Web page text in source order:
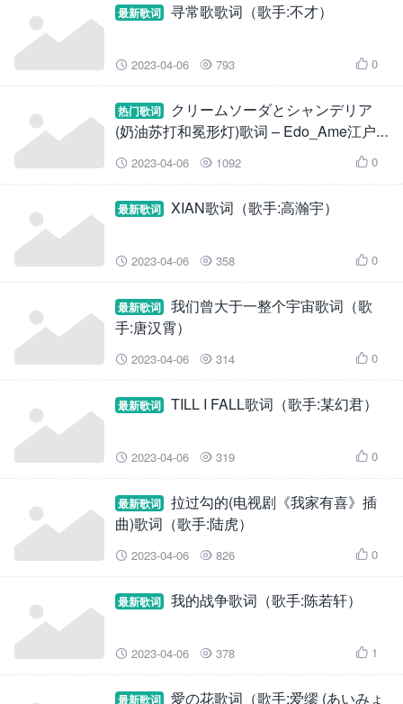
最新歌词 寻常歌歌词（歌手:不才）
 2023-04-06  793  0
热门歌词
クリームソーダとシャンデリア
(奶油苏打和冕形灯)歌词 – Edo_Ame江户
糖 / 草食考拉
 2023-04-06  1092  0
最新歌词 XIAN歌词（歌手:高瀚宇）
 2023-04-06  358  0
最新歌词
我们曾大于一整个宇宙歌词（歌
手:唐汉霄）
 2023-04-06  314  0
最新歌词 TILL I FALL歌词（歌手:某幻君）
 2023-04-06  319  0
最新歌词
拉过勾的(电视剧《我家有喜》插
曲)歌词（歌手:陆虎）
 2023-04-06  826  0
最新歌词 我的战争歌词（歌手:陈若轩）
 2023-04-06  378  1
最新歌词
愛の花歌词（歌手:爱缪 (あいみょ